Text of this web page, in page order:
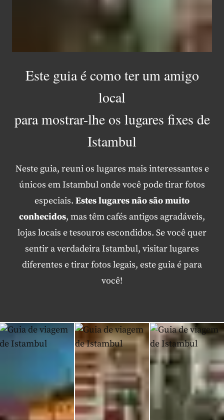
Este guia é como ter um amigo
local
para mostrar-lhe os lugares fixes de
Istambul
Neste guia, reuni os lugares mais interessantes e
únicos em Istambul onde você pode tirar fotos
especiais. Estes lugares não são muito
conhecidos, mas têm cafés antigos agradáveis,
lojas locais e tesouros escondidos. Se você quer
sentir a verdadeira Istambul, visitar lugares
diferentes e tirar fotos legais, este guia é para
você!